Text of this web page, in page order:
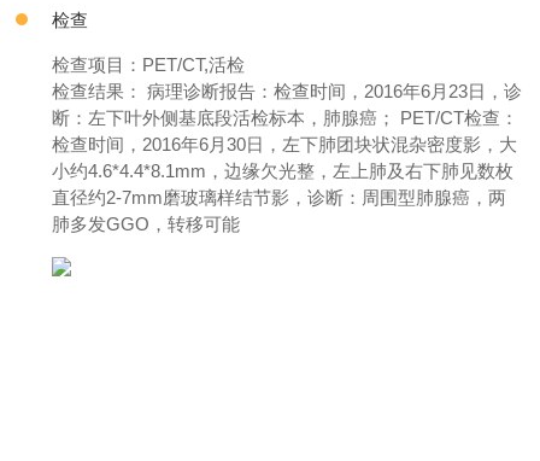
检查
检查项目：PET/CT,活检
检查结果： 病理诊断报告：检查时间，2016年6月23日，诊
断：左下叶外侧基底段活检标本，肺腺癌； PET/CT检查：
检查时间，2016年6月30日，左下肺团块状混杂密度影，大
小约4.6*4.4*8.1mm，边缘欠光整，左上肺及右下肺见数枚
直径约2-7mm磨玻璃样结节影，诊断：周围型肺腺癌，两
肺多发GGO，转移可能